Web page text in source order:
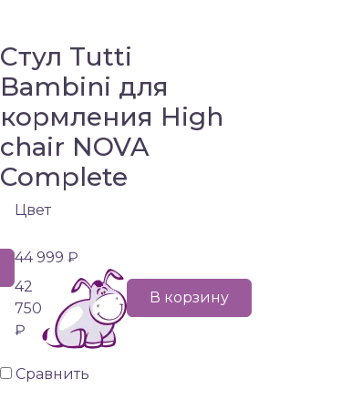
Стул Tutti
Bambini для
кормления High
chair NOVA
Complete
Цвет
44 999 ₽
42
750
₽
В корзину
Сравнить